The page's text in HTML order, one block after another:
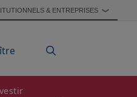
& ENTREPRISES ❯